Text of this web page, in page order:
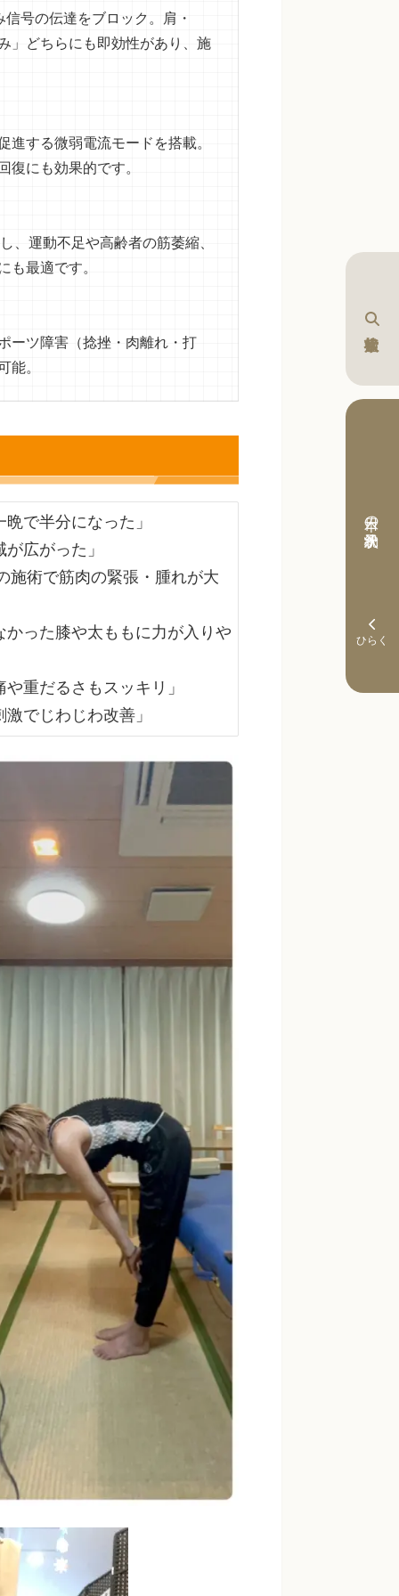
本日の予約状況
号の伝達をブロック。肩・
」どちらにも即効性があり、施
する微弱電流モードを搭載。
にも効果的です。
運動不足や高齢者の筋萎縮、
最適です。
ーツ障害（捻挫・肉離れ・打
。
で半分になった」
広がった」
術で筋肉の緊張・腫れが大
った膝や太ももに力が入りや
重だるさもスッキリ」
でじわじわ改善」